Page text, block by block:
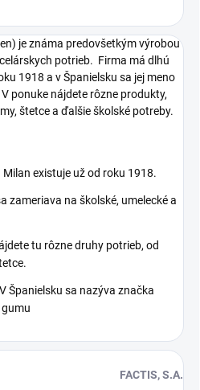
je známa predovšetkým výrobou
potrieb. Firma má dlhú
1918 a v Španielsku sa jej meno
V ponuke nájdete rôzne produkty,
štetce a ďalšie školské potreby.
Milan existuje už od roku 1918.
zameriava na školské, umelecké a
tu rôzne druhy potrieb, od
V Španielsku sa nazýva značka
FACTIS, S.A.